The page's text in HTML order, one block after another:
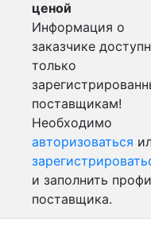
ценой
Информация о
заказчике
только
поставщикам!
Необходимо
авторизоваться
и заполнить
поставщика.